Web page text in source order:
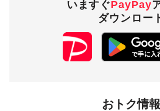
いますぐPayPay
ダウンロー
おトク情報